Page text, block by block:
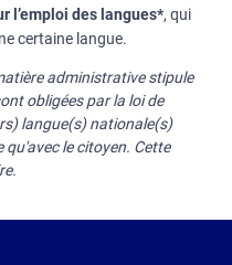
l’emploi des langues*, qui
certaine langue.
administrative stipule
obligées par la loi de
langue(s) nationale(s)
le citoyen. Cette